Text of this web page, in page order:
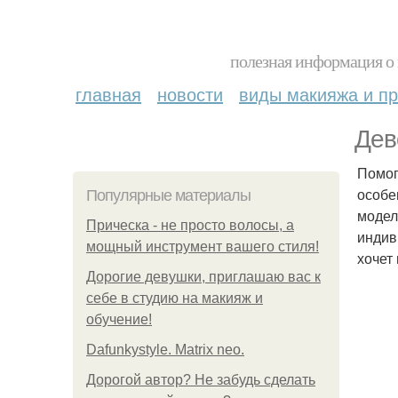
полезная информация
главная новости виды макияжа и
Популярные материалы
Прическа - не просто волосы, а
мощный инструмент вашего стиля!
Дорогие девушки, приглашаю вас к
себе в студию на макияж и
обучение!
Dafunkystyle. Matrix neo.
Дорогой автор? Не забудь сделать